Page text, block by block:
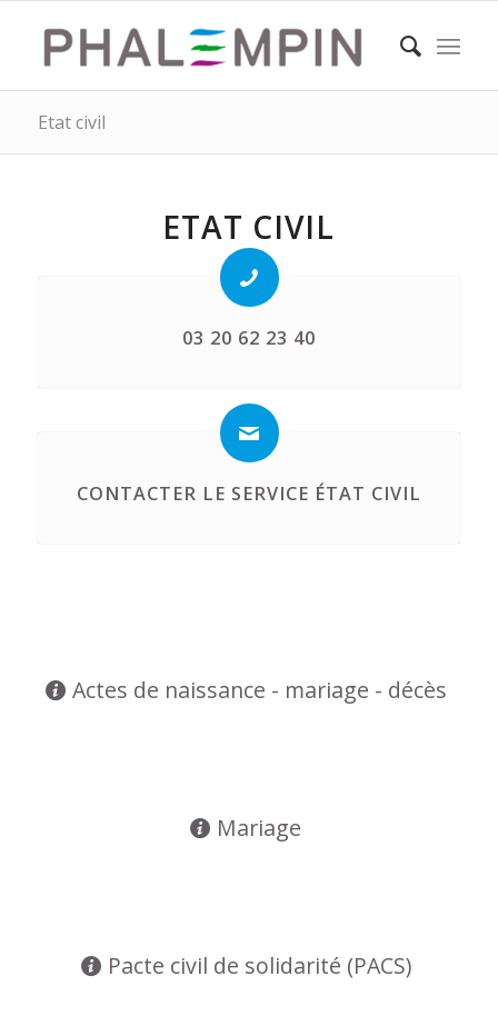
Etat civil
ETAT CIVIL
03 20 62 23 40
CONTACTER LE SERVICE ÉTAT CIVIL
Actes de naissance - mariage - décès
Mariage
Pacte civil de solidarité (PACS)